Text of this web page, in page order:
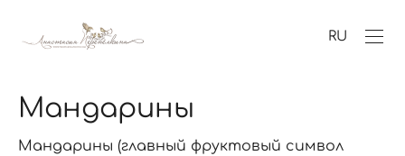
RU
Мандарины
Мандарины (главный фруктовый символ